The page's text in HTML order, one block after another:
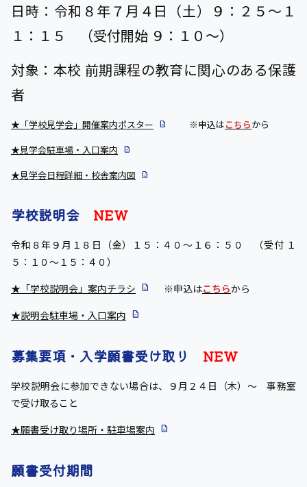
日時：令和８年７月４日（土）９：２５～１
１：１５ （受付開始 ９：１０～）
対象：本校 前期課程の教育に関心のある保護
者
★ 「学校見学会」開催案内ポスター ※申込はこちらから
★見学会駐車場・入口案内
★見学会日程詳細・校舎案内図
学校説明会 NEW
令和８年９月１８日（金）１５：４０～１６：５０ （受付 １
５：１０～１５：４０）
★「学校説明会」案内チラシ
※申込はこちらから
★説明会駐車場・入口案内
募集要項・入学願書受け取り NEW
学校説明会に参加できない場合は、９月２４日（木）～ 事務室
で受け取ること
★願書受け取り場所・駐車場案内
願書受付期間